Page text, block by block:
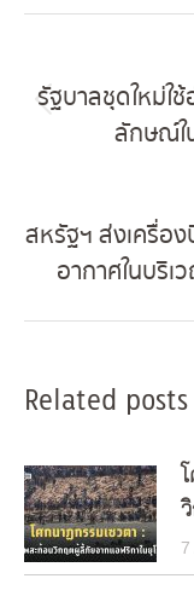
navigation
รัฐบาลชุดใหม่ใ
ลักษณ์ใ
สหรัฐฯ ส่งเครื่อ
อากาศในบริ
Related posts